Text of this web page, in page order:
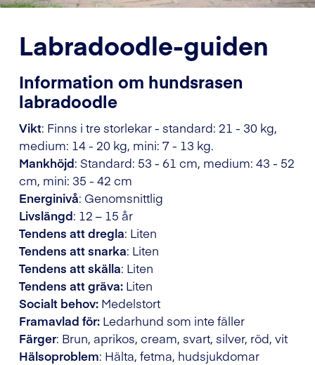
Labradoodle-guiden
Information om hundsrasen
labradoodle
Vikt: Finns i tre storlekar - standard: 21 - 30 kg,
medium: 14 - 20 kg, mini: 7 - 13 kg.
Mankhöjd: Standard: 53 - 61 cm, medium: 43 - 52
cm, mini: 35 - 42 cm
Energinivå: Genomsnittlig
Livslängd: 12 – 15 år
Tendens att dregla: Liten
Tendens att snarka: Liten
Tendens att skälla: Liten
Tendens att gräva: Liten
Socialt behov: Medelstort
Framavlad för: Ledarhund som inte fäller
Färger: Brun, aprikos, cream, svart, silver, röd, vit
Hälsoproblem: Hälta, fetma, hudsjukdomar